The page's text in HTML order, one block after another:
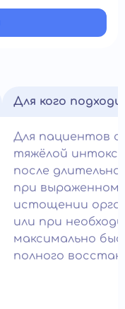
Для кого
Для пациентов с
тяжёлой
после
при выраженном
истощении
или при
максимально
полного